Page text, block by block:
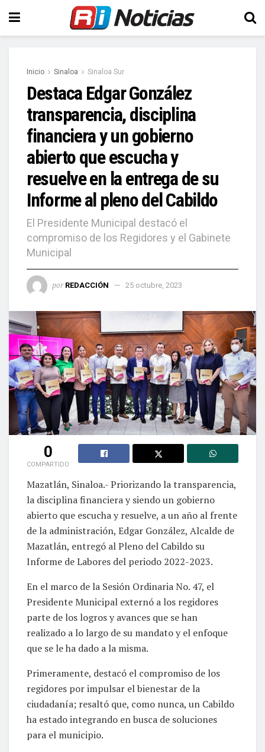
Inicio Sinaloa Sinaloa Sur
Destaca Edgar González
transparencia, disciplina
financiera y un gobierno
abierto que escucha y
resuelve en la entrega de su
Informe al pleno del Cabildo
El Presidente Municipal destacó el
compromiso de los Regidores y el Gabinete
Municipal
por REDACCIÓN 25 octubre, 2023
0
COMPARTIDO
Mazatlán, Sinaloa.- Priorizando la transparencia,
la disciplina financiera y siendo un gobierno
abierto que escucha y resuelve, a un año al frente
de la administración, Edgar González, Alcalde de
Mazatlán, entregó al Pleno del Cabildo su
Informe de Labores del periodo 2022-2023.
En el marco de la Sesión Ordinaria No. 47, el
Presidente Municipal externó a los regidores
parte de los logros y avances que se han
realizado a lo largo de su mandato y el enfoque
que se le ha dado a la misma.
Primeramente, destacó el compromiso de los
regidores por impulsar el bienestar de la
ciudadanía; resaltó que, como nunca, un Cabildo
ha estado integrando en busca de soluciones
para el municipio.